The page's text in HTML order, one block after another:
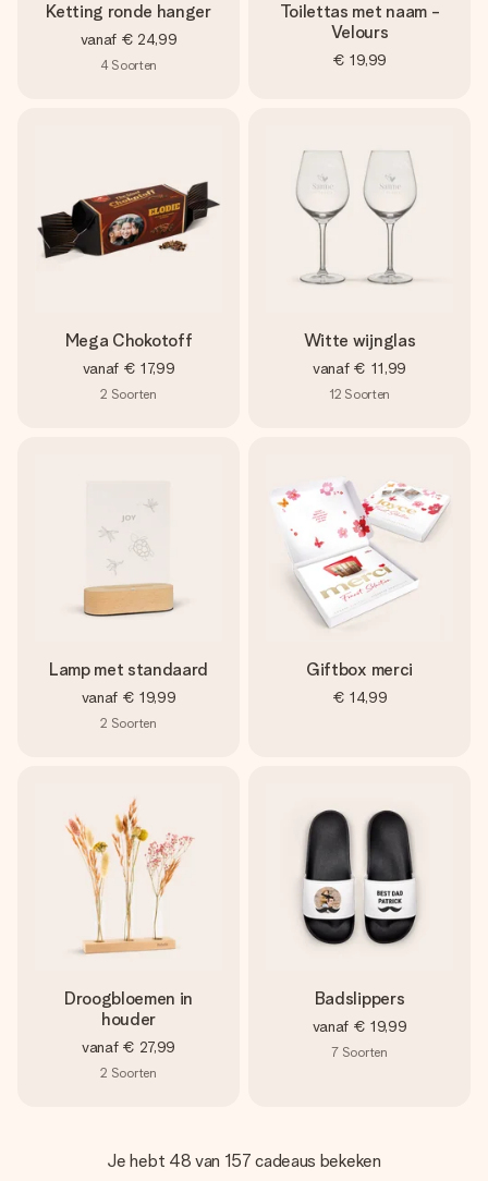
Ketting ronde hanger
vanaf € 24,99
4 Soorten
Toilettas met naam -
Velours
€ 19,99
Mega Chokotoff
vanaf € 17,99
2 Soorten
Witte wijnglas
vanaf € 11,99
12 Soorten
Lamp met standaard
vanaf € 19,99
2 Soorten
Giftbox merci
€ 14,99
Droogbloemen in
houder
vanaf € 27,99
2 Soorten
Badslippers
vanaf € 19,99
7 Soorten
Je hebt 48 van 157 cadeaus bekeken